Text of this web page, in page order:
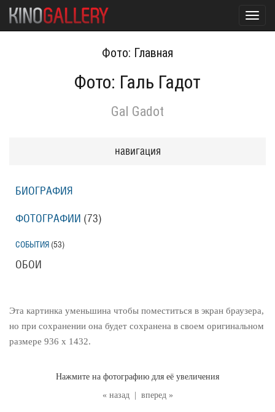
Фото: Главная
Фото: Галь Гадот
Gal Gadot
« назад вперед »
Нажмите на фотографию для её увеличения
Эта картинка уменьшина чтобы поместиться в экран браузера,
но при сохранении она будет сохранена в своем оригинальном
размере 936 x 1432.
навигация
БИОГРАФИЯ
ФОТОГРАФИИ (73)
СОБЫТИЯ (53)
ОБОИ